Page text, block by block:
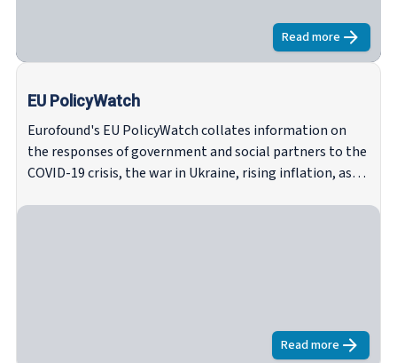
Read moreabout
EU PolicyWatch
Eurofound's EU PolicyWatch collates information on
the responses of government and social partners to the
COVID-19 crisis, the war in Ukraine, rising inflation, as
Read moreaboutEU